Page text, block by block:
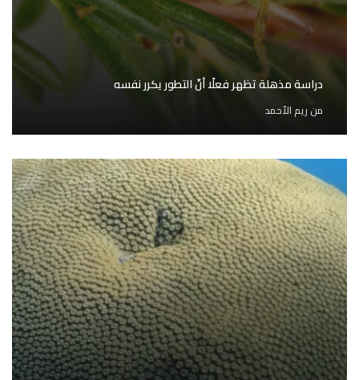
دراسة مذهلة تظهر فعلًا أنّ التطور يكرر نفسه
من ريم الأحمد